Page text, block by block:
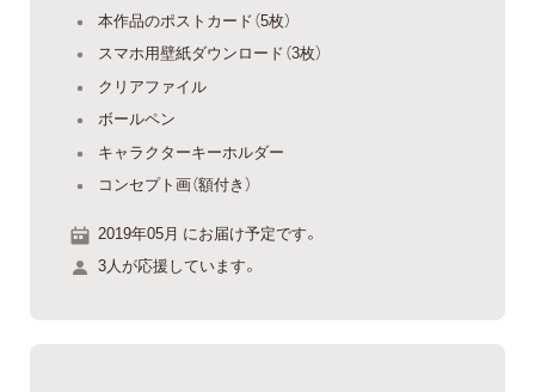
本作品のポストカード（5枚）
スマホ用壁紙ダウンロード（3枚）
クリアファイル
ボールペン
キャラクターキーホルダー
コンセプト画（額付き）
2019年05月 にお届け予定です。
3人が応援しています。